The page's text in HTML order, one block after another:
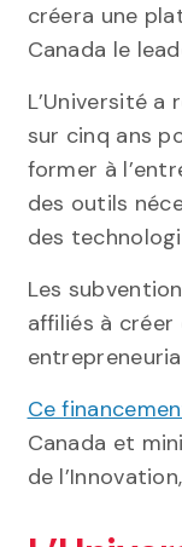
créera une
Canada le
L’Université a
sur cinq ans
former à
des outils
des
Les
affiliés à
Ce
Canada et
de